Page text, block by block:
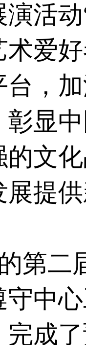
活
术爱
台，
彰显
的文
展提
第二
守中
完成